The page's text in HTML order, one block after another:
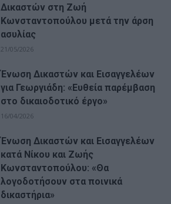
Δικαστών στη Ζωή
Κωνσταντοπούλου μετά την άρση
ασυλίας
21/05/2026
Ένωση Δικαστών και Εισαγγελέων
για Γεωργιάδη: «Ευθεία παρέμβαση
στο δικαιοδοτικό έργο»
16/04/2026
Ένωση Δικαστών και Εισαγγελέων
κατά Νίκου και Ζωής
Κωνσταντοπούλου: «Θα
λογοδοτήσουν στα ποινικά
δικαστήρια»